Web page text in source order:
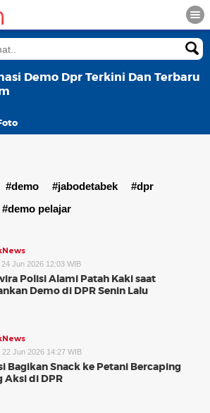
Demo Dpr Terkini Dan Terbaru
#demo #jabodetabek
#dpr
#demo pelajar
24 Jun 2026 12:03 WIB
Polisi Alami Patah Kaki saat
Demo di DPR Senin Lalu
22 Jun 2026 14:27 WIB
Bagikan Snack ke Petani Bercaping
Aksi di DPR